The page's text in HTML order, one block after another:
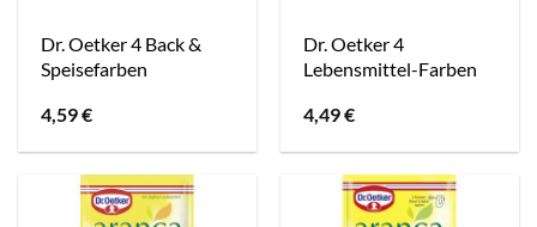
Dr. Oetker 4 Back &
Speisefarben
4,59€
Dr. Oetker 4
Lebensmittel-Farben
4,49€